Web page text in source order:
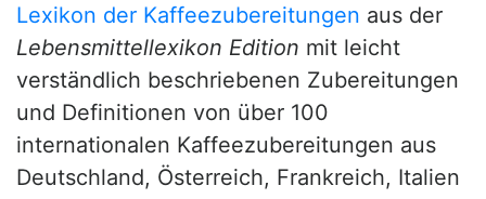
Lexikon der Kaffeezubereitungen aus der
Lebensmittellexikon Edition mit leicht
verständlich beschriebenen Zubereitungen
und Definitionen von über 100
internationalen Kaffeezubereitungen aus
Deutschland, Österreich, Frankreich, Italien